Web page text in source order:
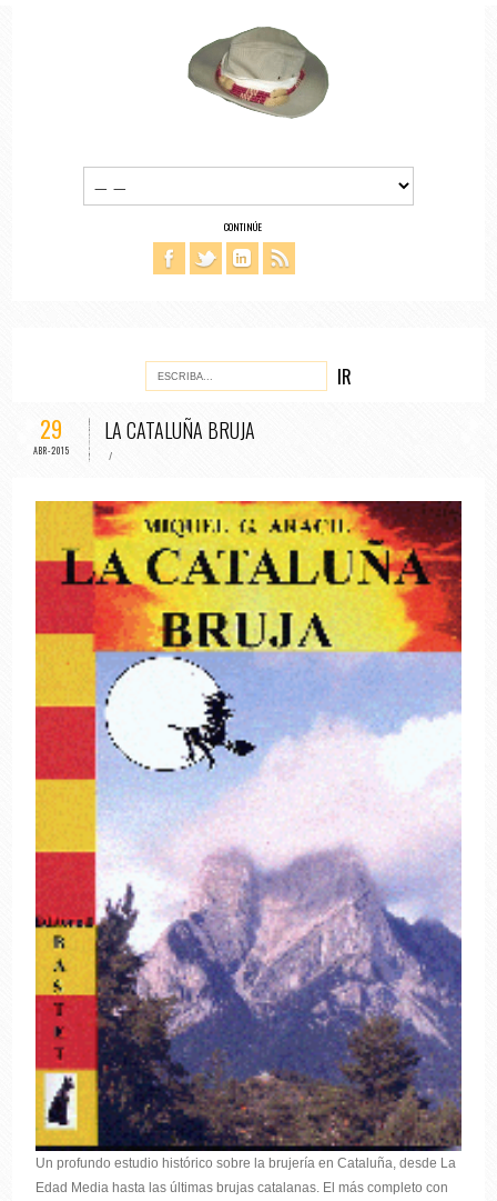
CONTINÚE
29
ABR-2015
LA CATALUÑA BRUJA
/
Un profundo estudio histórico sobre la brujería en Cataluña, desde La
Edad Media hasta las últimas brujas catalanas. El más completo con